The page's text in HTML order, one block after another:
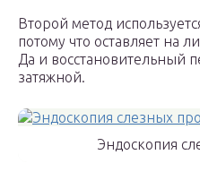
Второй метод
потому что оставляет на
Да и восстановительный
затяжной.
Эндоскопия